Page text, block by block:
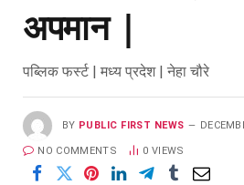
अपमान |
पब्लिक फर्स्ट | मध्य प्रदेश | नेहा चौरे
BY PUBLIC FIRST NEWS
NO COMMENTS 0 VIEWS